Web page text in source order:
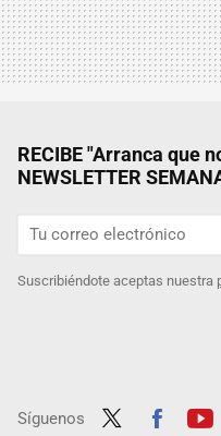
RECIBE "Arranca que
NEWSLETTER
Suscribiéndote aceptas nuestra
Síguenos